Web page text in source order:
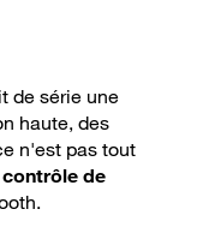
de série une
haute, des
n'est pas tout
contrôle de